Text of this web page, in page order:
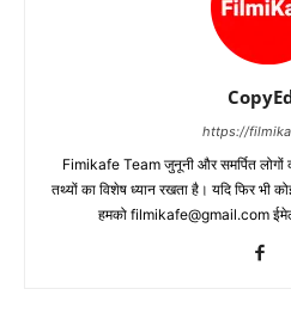
https://
Fimikafe Team जुनूनी और समर्पित
तथ्‍यों का विशेष ध्‍यान रखता है। यदि फिर भी
हमको filmikafe@gmail.com